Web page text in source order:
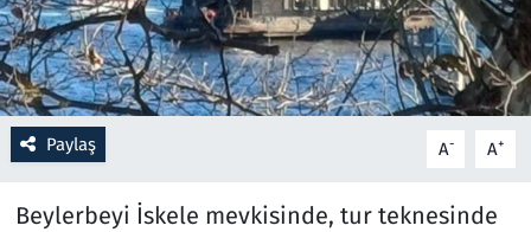
Paylaş A- A+
Beylerbeyi İskele mevkisinde, tur teknesinde
Rüya Tabirleri
Sağlık
Savunma Sanayi
Seçim 2023